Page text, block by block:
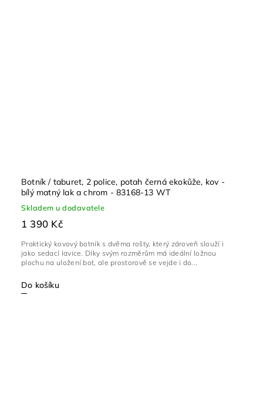
Botník / taburet, 2 police, potah černá ekokůže, kov -
bílý matný lak a chrom - 83168-13 WT
Skladem u dodavatele
1 390 Kč
Do košíku
Praktický kovový botník s dvěma rošty, který zároveň slouží i
jako sedací lavice. Díky svým rozměrům má ideální ložnou
plochu na uložení bot, ale prostorově se vejde i do...